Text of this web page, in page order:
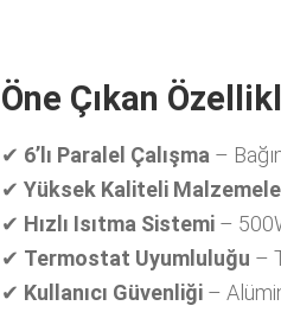
Öne Çıkan
✔ 6’lı Paralel Çalışma –
✔Yüksek Kaliteli
✔ Hızlı Isıtma Sistemi –
✔ Termostat Uyumluluğu –
✔ Kullanıcı Güvenliği –